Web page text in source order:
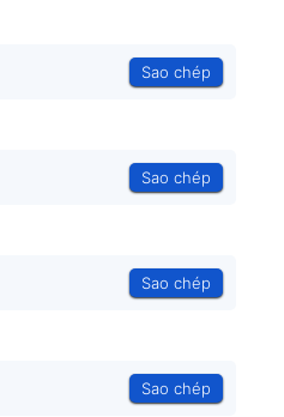
Sao chép
Sao chép
Sao chép
Sao chép